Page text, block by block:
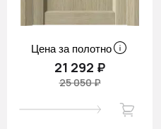
Цена за полотно
21 292 ₽
25 050 ₽